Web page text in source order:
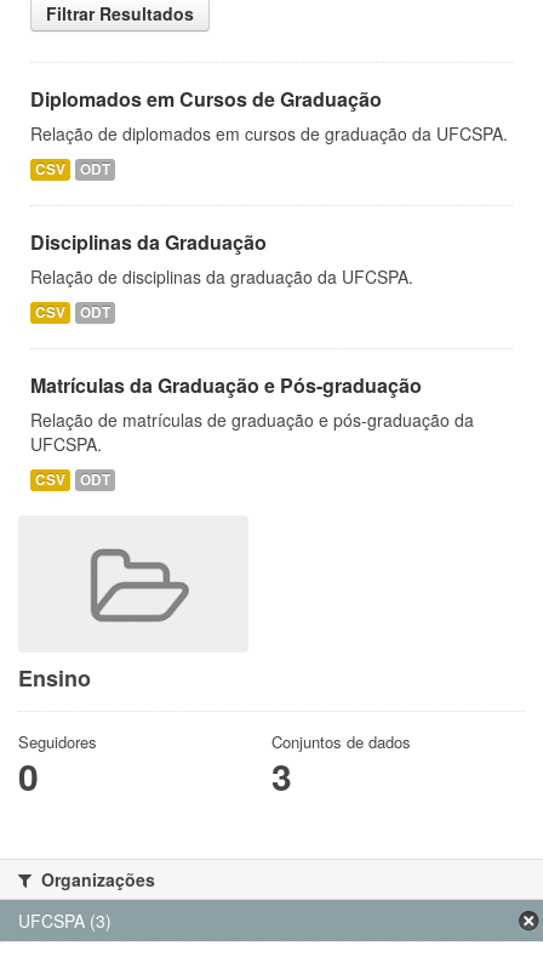
Filtrar Resultados
Diplomados em Cursos de Graduação
Relação de diplomados em cursos de graduação da UFCSPA.
CSV ODT
Disciplinas da Graduação
Relação de disciplinas da graduação da UFCSPA.
CSV ODT
Matrículas da Graduação e Pós-graduação
Relação de matrículas de graduação e pós-graduação da
UFCSPA.
CSV ODT
Ensino
Seguidores
0
Conjuntos de dados
3
Organizações
UFCSPA (3)